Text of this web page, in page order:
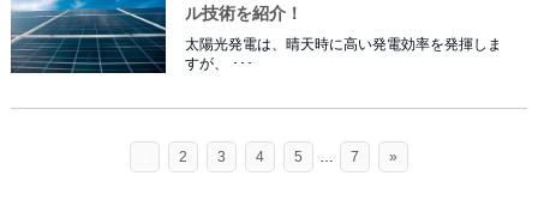
ル技術を紹介！
太陽光発電は、晴天時に高い発電効率を発揮しま
すが、 ･･･
2 3 4 5 … 7 »